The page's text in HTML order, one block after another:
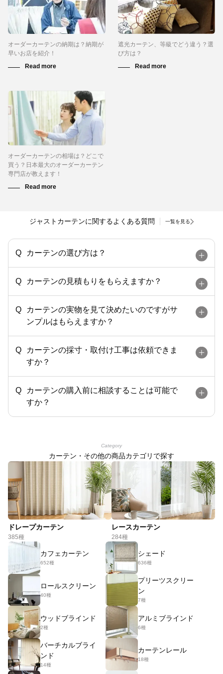
オーダーカーテンの納期は？納期が
早いお店を紹介！
遮光カーテン、等級でどう違う？選
び方は？
オーダーカーテンの相場は？どこで
買う？日本最大のオーダーカーテン
専門店が教えます！
ジャストカーテンに関するよくある質問 一覧を見る
カーテンの選び方は？
カーテンの見積もりをもらえますか？
カーテンの実物を見て決めたいのですがサ
ンプルはもらえますか？
カーテンの採寸・取付け工事は依頼できま
すか？
カーテンの購入前に相談することは可能で
すか？
Category
カーテン・その他の商品カテゴリで探す
ドレープカーテン
385種
レースカーテン
284種
カフェカーテン
652種
シェード
636種
ロールスクリーン
40種
プリーツスクリー
ン
7種
ウッドブラインド
2種
アルミブラインド
6種
バーチカルブライ
ンド
14種
カーテンレール
18種